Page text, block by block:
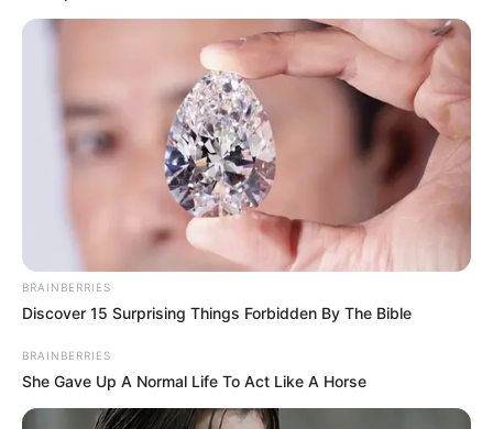
Εύβοια: Θλίψη για γνωστό επαγγελματία που
έφυγε από την ζωή
Θλίψη στην Εύβοια: Έφυγε από τη ζωή
αγαπημένος γιατρός
Ακολουθήστε το evianews.com στο
Google
ΤΑ ΠΙΟ ΔΗΜΟΦΙΛΗ
BRAINBERRIES
Discover 15 Surprising Things Forbidden By The Bible
BRAINBERRIES
She Gave Up A Normal Life To Act Like A Horse